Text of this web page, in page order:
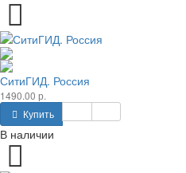
СитиГИД. Россия
1490.00 р.
Купить
В наличии